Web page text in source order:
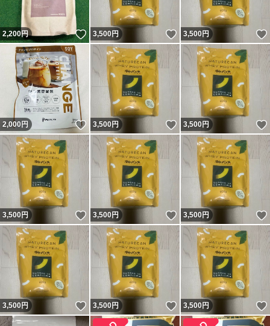
2,200円 いいね！
3,500円 いいね！
3,500円
2,000円 いいね！
3,500円 いいね！
3,500円
3,500円 いいね！
3,500円 いいね！
3,500円
3,500円 いいね！
3,500円 いいね！
3,500円